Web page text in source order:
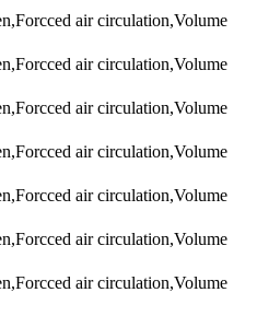
air circulation,Volume
air circulation,Volume
air circulation,Volume
air circulation,Volume
air circulation,Volume
air circulation,Volume
air circulation,Volume